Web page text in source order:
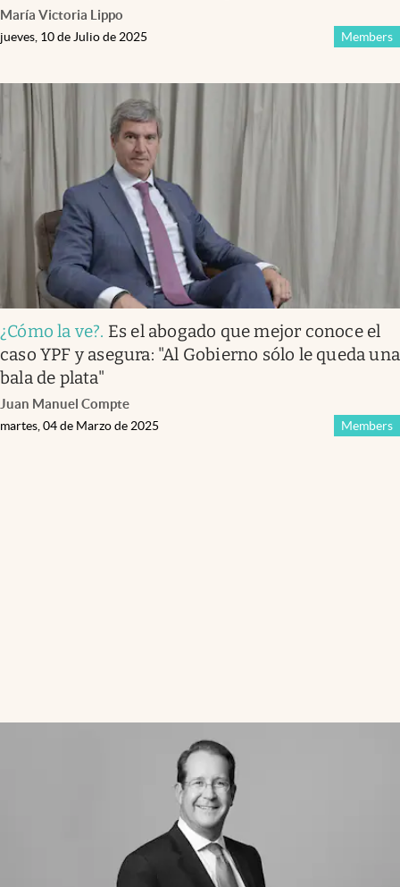
María Victoria Lippo
Members
jueves, 10 de Julio de 2025
¿Cómo la ve?. Es el abogado que mejor conoce el
caso YPF y asegura: "Al Gobierno sólo le queda una
bala de plata"
Juan Manuel Compte
Members
martes, 04 de Marzo de 2025